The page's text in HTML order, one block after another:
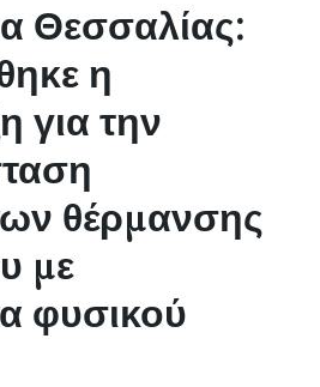
Θεσσαλίας:
η
για την
θέρμανσης
με
φυσικού